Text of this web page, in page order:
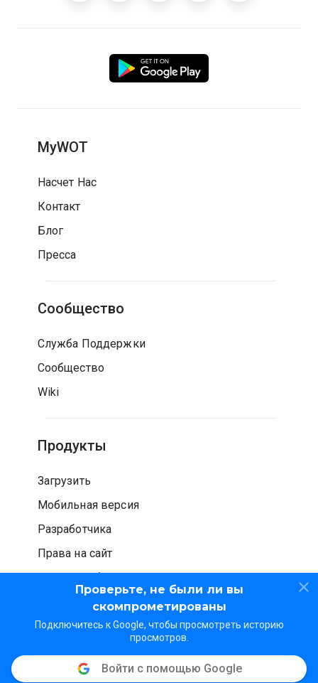
Проверьте, не были ли вы
скомпрометированы
Подключитесь к Google, чтобы просмотреть историю
просмотров.
Войти с помощью Google
MyWOT
Насчет Нас
Контакт
Блог
Пресса
Сообщество
Служба Поддержки
Сообщество
Wiki
Продукты
Загрузить
Мобильная версия
Разработчика
Права на сайт
Проверка безопасности
© WOT Services LP. Все права защищены